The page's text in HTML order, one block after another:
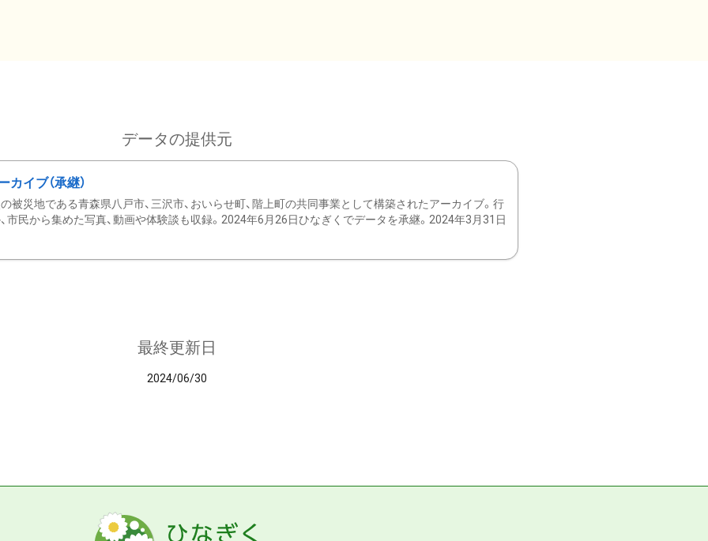
データの提供元
イブ（承継）
被災地である青森県八戸市、三沢市、おいらせ町、階上町の共同事業として構築されたアーカイブ。行
市民から集めた写真、動画や体験談も収録。2024年6月26日ひなぎくでデータを承継。2024年3月31日
最終更新日
2024/06/30